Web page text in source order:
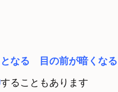
なる　目の前が暗くなる
することもあります